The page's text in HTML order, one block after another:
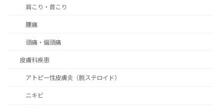
肩こり・首こり
腰痛
頭痛・偏頭痛
皮膚科疾患
アトピー性皮膚炎（脱ステロイド）
ニキビ